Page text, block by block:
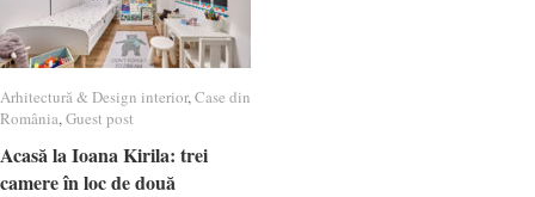
Arhitectură & Design interior,Case din
România,Guest post
Acasă la Ioana Kirila: trei
camere în loc de două
Arhitectură & Design interior Case din
România Guest post
Acasă la Ioana Kirila: trei
camere în loc de două